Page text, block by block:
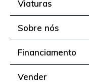
Viaturas
Sobre nós
Financiamento
Vender